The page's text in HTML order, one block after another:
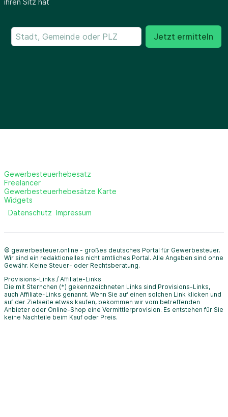
Jetzt ermitteln
Gewerbesteuerhebesatz
Freelancer
Gewerbesteuerhebesätze Karte
Widgets
Datenschutz Impressum
© gewerbesteuer.online - großes deutsches Portal für Gewerbesteuer.
Wir sind ein redaktionelles nicht amtliches Portal. Alle Angaben sind ohne
Gewähr. Keine Steuer- oder Rechtsberatung.
Provisions-Links / Affiliate-Links
Die mit Sternchen (*) gekennzeichneten Links sind Provisions-Links,
auch Affiliate-Links genannt. Wenn Sie auf einen solchen Link klicken und
auf der Zielseite etwas kaufen, bekommen wir vom betreffenden
Anbieter oder Online-Shop eine Vermittlerprovision. Es entstehen für Sie
keine Nachteile beim Kauf oder Preis.